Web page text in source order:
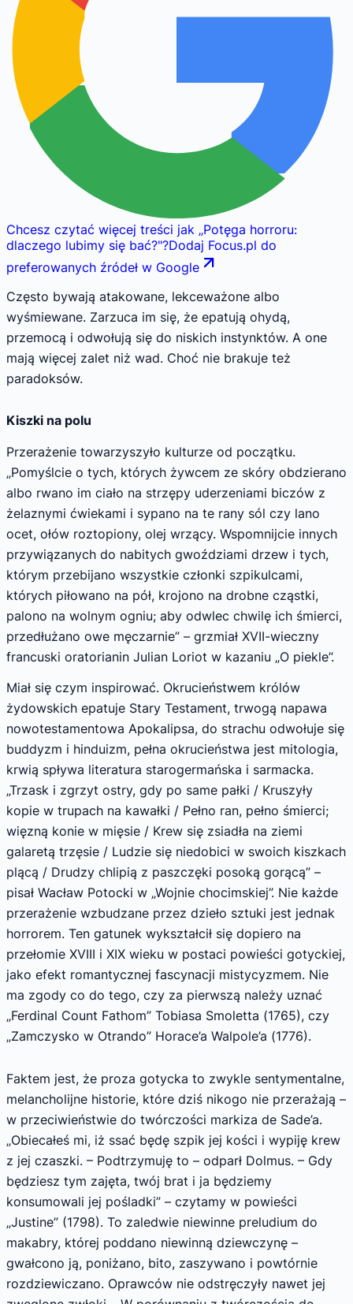
Chcesz czytać więcej treści jak „Potęga horroru:
dlaczego lubimy się bać?"?Dodaj Focus.pl do
preferowanych źródeł w Google
Często bywają atakowane, lekceważone albo
wyśmiewane. Zarzuca im się, że epatują ohydą,
przemocą i odwołują się do niskich instynktów. A one
mają więcej zalet niż wad. Choć nie brakuje też
paradoksów.
Kiszki na polu
Przerażenie towarzyszyło kulturze od początku.
„Pomyślcie o tych, których żywcem ze skóry obdzierano
albo rwano im ciało na strzępy uderzeniami biczów z
żelaznymi ćwiekami i sypano na te rany sól czy lano
ocet, ołów roztopiony, olej wrzący. Wspomnijcie innych
przywiązanych do nabitych gwoździami drzew i tych,
którym przebijano wszystkie członki szpikulcami,
których piłowano na pół, krojono na drobne cząstki,
palono na wolnym ogniu; aby odwlec chwilę ich śmierci,
przedłużano owe męczarnie” – grzmiał XVII-wieczny
francuski oratorianin Julian Loriot w kazaniu „O piekle”.
Miał się czym inspirować. Okrucieństwem królów
żydowskich epatuje Stary Testament, trwogą napawa
nowotestamentowa Apokalipsa, do strachu odwołuje się
buddyzm i hinduizm, pełna okrucieństwa jest mitologia,
krwią spływa literatura starogermańska i sarmacka.
„Trzask i zgrzyt ostry, gdy po same pałki / Kruszyły
kopie w trupach na kawałki / Pełno ran, pełno śmierci;
więzną konie w mięsie / Krew się zsiadła na ziemi
galaretą trzęsie / Ludzie się niedobici w swoich kiszkach
plącą / Drudzy chlipią z paszczęki posoką gorącą” –
pisał Wacław Potocki w „Wojnie chocimskiej”. Nie każde
przerażenie wzbudzane przez dzieło sztuki jest jednak
horrorem. Ten gatunek wykształcił się dopiero na
przełomie XVIII i XIX wieku w postaci powieści gotyckiej,
jako efekt romantycznej fascynacji mistycyzmem. Nie
ma zgody co do tego, czy za pierwszą należy uznać
„Ferdinal Count Fathom” Tobiasa Smoletta (1765), czy
„Zamczysko w Otrando” Horace’a Walpole’a (1776).
Faktem jest, że proza gotycka to zwykle sentymentalne,
melancholijne historie, które dziś nikogo nie przerażają –
w przeciwieństwie do twórczości markiza de Sade’a.
„Obiecałeś mi, iż ssać będę szpik jej kości i wypiję krew
z jej czaszki. – Podtrzymuję to – odparł Dolmus. – Gdy
będziesz tym zajęta, twój brat i ja będziemy
konsumowali jej pośladki” – czytamy w powieści
„Justine” (1798). To zaledwie niewinne preludium do
makabry, której poddano niewinną dziewczynę –
gwałcono ją, poniżano, bito, zaszywano i powtórnie
rozdziewiczano. Oprawców nie odstręczyły nawet jej